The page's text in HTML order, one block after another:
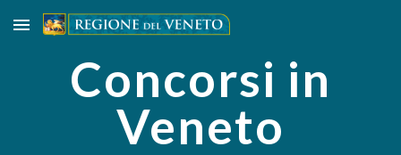
Skip to main content
Concorsi in
Veneto